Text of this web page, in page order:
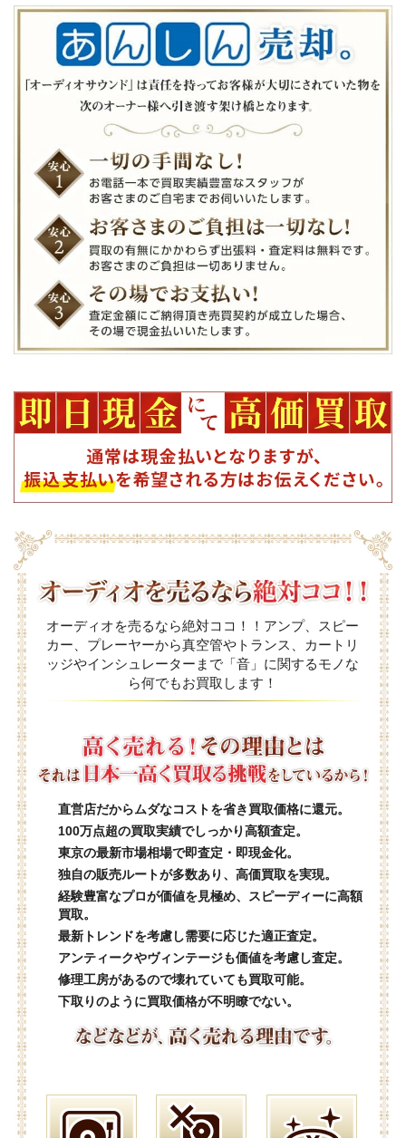
オーディオを売るなら絶対ココ！！アンプ、スピー
カー、プレーヤーから真空管やトランス、カートリ
ッジやインシュレーターまで「音」に関するモノな
ら何でもお買取します！
直営店だからムダなコストを省き買取価格に還元。
100万点超の買取実績でしっかり高額査定。
東京の最新市場相場で即査定・即現金化。
独自の販売ルートが多数あり、高価買取を実現。
経験豊富なプロが価値を見極め、スピーディーに高額
買取。
最新トレンドを考慮し需要に応じた適正査定。
アンティークやヴィンテージも価値を考慮し査定。
修理工房があるので壊れていても買取可能。
下取りのように買取価格が不明瞭でない。